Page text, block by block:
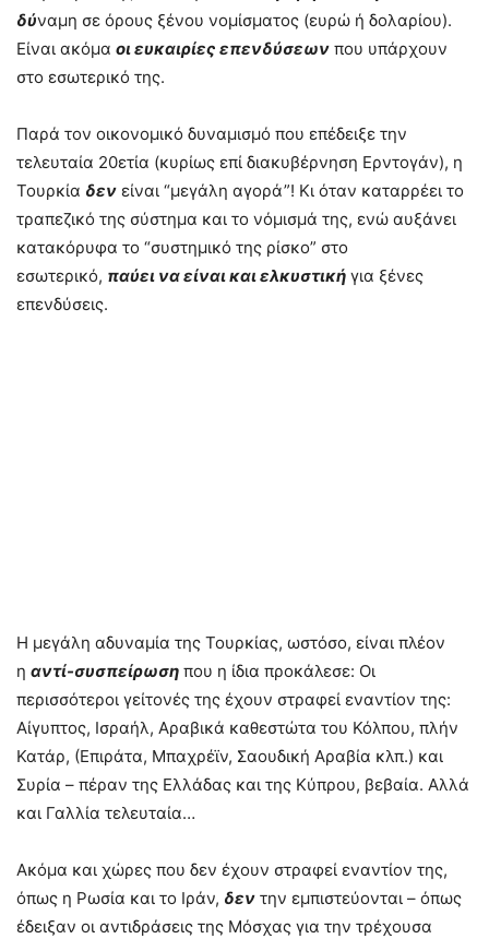
δύναμη σε όρους ξένου νομίσματος (ευρώ ή δολαρίου).
Είναι ακόμα οι ευκαιρίες επενδύσεων που υπάρχουν
στο εσωτερικό της.
Παρά τον οικονομικό δυναμισμό που επέδειξε την
τελευταία 20ετία (κυρίως επί διακυβέρνηση Ερντογάν), η
Τουρκία δεν είναι “μεγάλη αγορά”! Κι όταν καταρρέει το
τραπεζικό της σύστημα και το νόμισμά της, ενώ αυξάνει
κατακόρυφα το “συστημικό της ρίσκο” στο
εσωτερικό, παύει να είναι και ελκυστική για ξένες
επενδύσεις.
Η μεγάλη αδυναμία της Τουρκίας, ωστόσο, είναι πλέον
η αντί-συσπείρωση που η ίδια προκάλεσε: Οι
περισσότεροι γείτονές της έχουν στραφεί εναντίον της:
Αίγυπτος, Ισραήλ, Αραβικά καθεστώτα του Κόλπου, πλήν
Κατάρ, (Επιράτα, Μπαχρέϊν, Σαουδική Αραβία κλπ.) και
Συρία – πέραν της Ελλάδας και της Κύπρου, βεβαία. Αλλά
και Γαλλία τελευταία…
Ακόμα και χώρες που δεν έχουν στραφεί εναντίον της,
όπως η Ρωσία και το Ιράν, δεν την εμπιστεύονται – όπως
έδειξαν οι αντιδράσεις της Μόσχας για την τρέχουσα